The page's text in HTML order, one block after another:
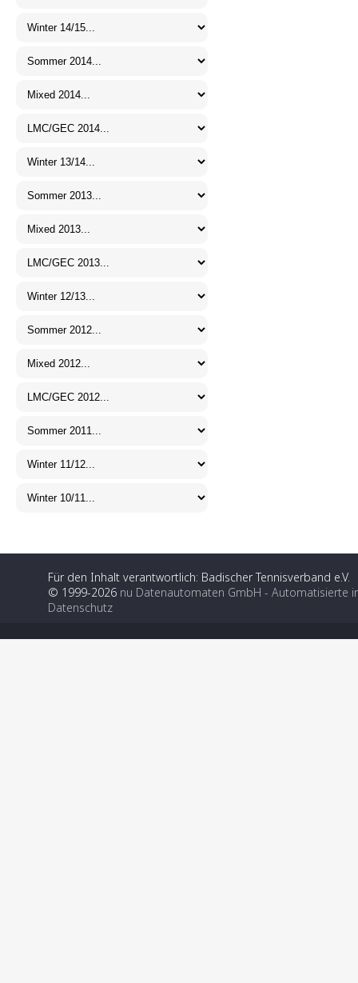
Für den Inhalt verantwortlich: Badischer Tennisverband e.V.
© 1999-2026 nu Datenautomaten GmbH - Automatisierte
Datenschutz